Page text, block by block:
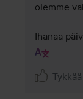
olemme
Ihanaa
Tykkää